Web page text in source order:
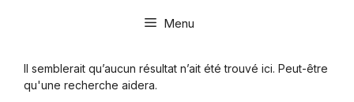
Menu
Il semblerait qu’aucun résultat n’ait été trouvé ici. Peut-être
qu'une recherche aidera.